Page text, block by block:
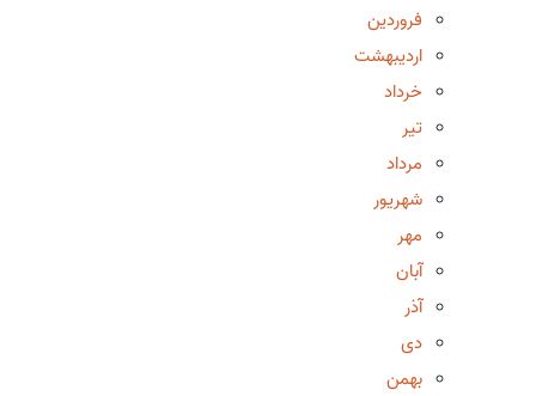
فروردین
اردیبهشت
خرداد
تیر
مرداد
شهریور
مهر
آبان
آذر
دی
بهمن